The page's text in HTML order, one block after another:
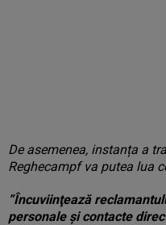
De asemenea, instanța a
Reghecampf va putea lua
”Încuviinţează
personale şi contacte